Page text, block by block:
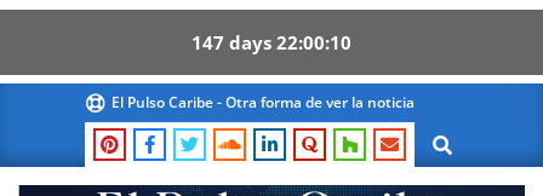
147 days 22 00 09
content
El Pulso Caribe - Otra forma de ver la noticia
Search